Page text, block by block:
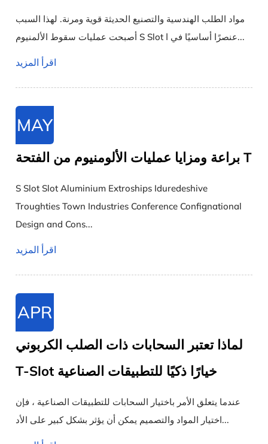
مواد الطلب الهندسية والتصنيع الحديثة قوية ومرنة. لهذا السبب
أصبحت عمليات سقوط الألمنيوم S Slot عنصرًا أساسيًا في ا...
اقرأ المزيد
MAY
براعة ومزايا عمليات الألومنيوم من الفتحة T
S Slot Slot Aluminium Extroships Iduredeshive
Troughties Town Industries Conference Confignational
Design and Cons...
اقرأ المزيد
APR
لماذا تعتبر السحابات ذات الصلب الكربوني
T-Slot خيارًا ذكيًا للتطبيقات الصناعية
عندما يتعلق الأمر باختيار السحابات للتطبيقات الصناعية ، فإن
اختيار المواد والتصميم يمكن أن يؤثر بشكل كبير على الأد...